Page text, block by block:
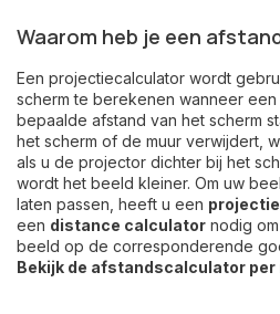
Waarom heb je een
Een projectiecalculator wordt
scherm te berekenen wanneer
bepaalde afstand van het scherm
het scherm of de muur verwijdert,
als u de projector dichter bij het
wordt het beeld kleiner. Om uw
laten passen, heeft u een
een distance calculator nodig
beeld op de corresponderende
Bekijk de afstandscalculator per